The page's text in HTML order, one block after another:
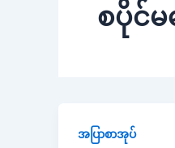
စပိုင်
အပြာစာအုပ်